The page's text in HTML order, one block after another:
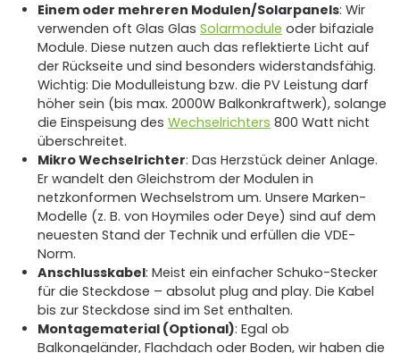
Einem oder mehreren Modulen/Solarpanels: Wir
verwenden oft Glas Glas Solarmodule oder bifaziale
Module. Diese nutzen auch das reflektierte Licht auf
der Rückseite und sind besonders widerstandsfähig.
Wichtig: Die Modulleistung bzw. die PV Leistung darf
höher sein (bis max. 2000W Balkonkraftwerk), solange
die Einspeisung des Wechselrichters 800 Watt nicht
überschreitet.
Mikro Wechselrichter: Das Herzstück deiner Anlage.
Er wandelt den Gleichstrom der Modulen in
netzkonformen Wechselstrom um. Unsere Marken-
Modelle (z. B. von Hoymiles oder Deye) sind auf dem
neuesten Stand der Technik und erfüllen die VDE-
Norm.
Anschlusskabel: Meist ein einfacher Schuko-Stecker
für die Steckdose – absolut plug and play. Die Kabel
bis zur Steckdose sind im Set enthalten.
Montagematerial (Optional): Egal ob
Balkongeländer, Flachdach oder Boden, wir haben die